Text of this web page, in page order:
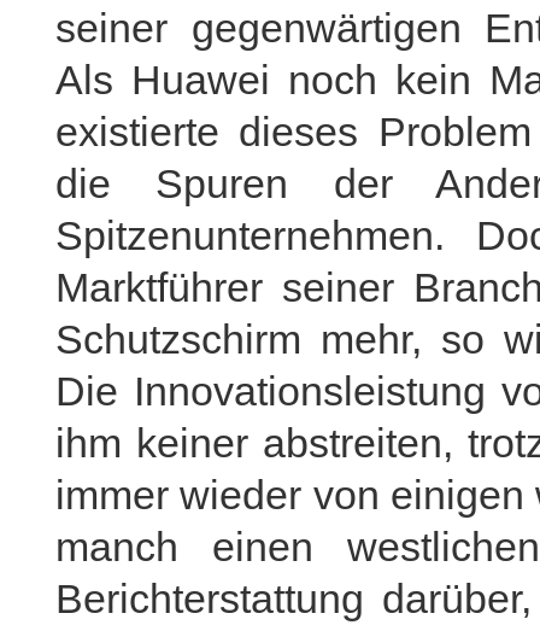
seiner gegenwärtigen
Als Huawei noch kein
existierte dieses
die Spuren der
Spitzenunternehmen.
Marktführer seiner
Schutzschirm mehr, so
Die Innovationsleistung
ihm keiner abstreiten,
immer wieder von
manch einen
Berichterstattung